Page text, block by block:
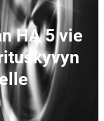
HA 5 vie